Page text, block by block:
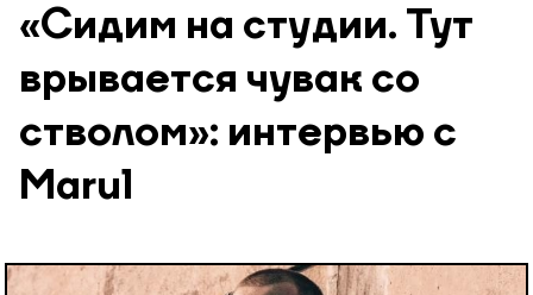
«Сидим на студии. Тут
врывается чувак со
стволом»: интервью с
Marul